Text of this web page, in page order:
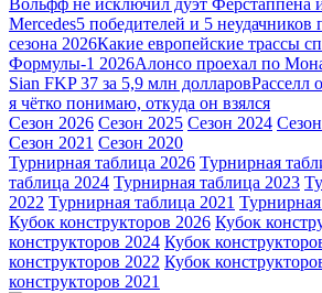
Вольфф не исключил дуэт Ферстаппена
Mercedes5 победителей и 5
сезона 2026Какие европейские трассы
Формулы-1 2026Алонсо проехал по
Sian FKP 37 за 5,9 млн долларовРасселл
я чётко понимаю, откуда он взялся
Сезон 2026 Сезон 2025 Сезон 2024
Сезон 2021 Сезон 2020
Турнирная таблица 2026 Турнирная
таблица 2024 Турнирная таблица 2023
2022 Турнирная таблица 2021
Кубок конструкторов 2026 Кубок
конструкторов 2024 Кубок
конструкторов 2022 Кубок
конструкторов 2021